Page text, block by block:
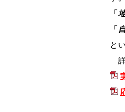
「
「
と
詳